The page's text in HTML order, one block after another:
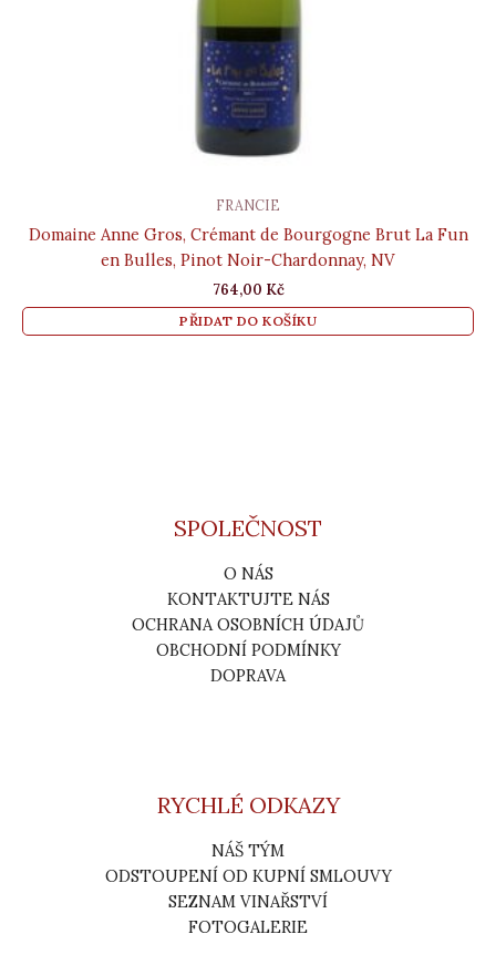
FRANCIE
Domaine Anne Gros, Crémant de Bourgogne Brut La Fun
en Bulles, Pinot Noir-Chardonnay, NV
764,00 Kč
PŘIDAT DO KOŠÍKU
SPOLEČNOST
O NÁS
KONTAKTUJTE NÁS
OCHRANA OSOBNÍCH ÚDAJŮ
OBCHODNÍ PODMÍNKY
DOPRAVA
RYCHLÉ ODKAZY
NÁŠ TÝM
ODSTOUPENÍ OD KUPNÍ SMLOUVY
SEZNAM VINAŘSTVÍ
FOTOGALERIE